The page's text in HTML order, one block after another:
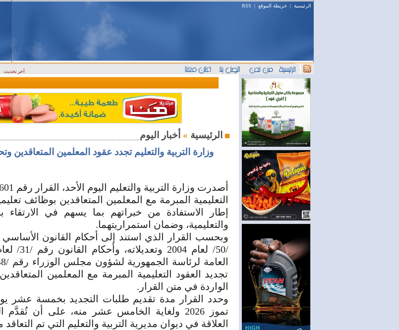
الرئيسية | خريطة الموقع |
RSS
آخر تحديث
الرئيسية »
وزارة التربية والتعليم تجدد عقود المعلمين المتعاقدين
التعليمية المبرمة مع المعلمين المتعاقدين بوظائف
إطار الاستفادة من خبراتهم بما يسهم في الارتقاء
والتعليمية، وضمان استمراريتهما.
وبحسب القرار الذي استند إلى أحكام القانون الأساسي
تجديد العقود التعليمية المبرمة مع المعلمين
الواردة في متن القرار.
وحدد القرار مدة تقديم طلبات التجديد بخمسة عشر
تموز 2026 ولغاية الخامس عشر منه، على أن
العلاقة في ديوان مديرية التربية والتعليم التي تم التعاقد